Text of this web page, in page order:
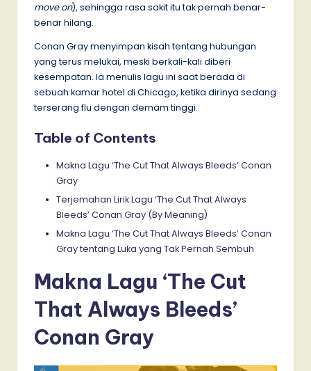
move on), sehingga rasa sakit itu tak pernah benar-
benar hilang.
Conan Gray menyimpan kisah tentang hubungan
yang terus melukai, meski berkali-kali diberi
kesempatan. Ia menulis lagu ini saat berada di
sebuah kamar hotel di Chicago, ketika dirinya sedang
terserang flu dengan demam tinggi.
Table of Contents
Makna Lagu ‘The Cut That Always Bleeds’ Conan
Gray
Terjemahan Lirik Lagu ‘The Cut That Always
Bleeds’ Conan Gray (By Meaning)
Makna Lagu ‘The Cut That Always Bleeds’ Conan
Gray tentang Luka yang Tak Pernah Sembuh
Makna Lagu ‘The Cut
That Always Bleeds’
Conan Gray